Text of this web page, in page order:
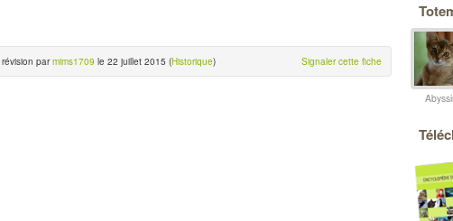
parmims1709 le 22 juillet 2015 (Historique) Signaler cette fiche